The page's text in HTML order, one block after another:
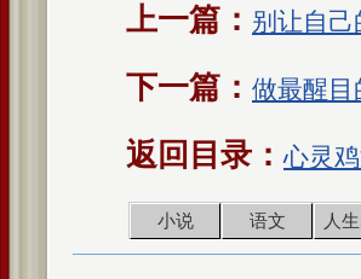
上一篇： 别让自己
下一篇： 做最醒目
返回目录：心灵
小说 语文 人